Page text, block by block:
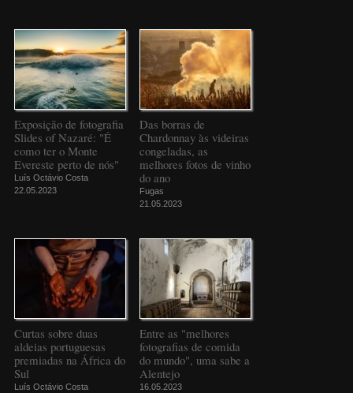
Exposição de fotografia
Slides of Nazaré: "É
como ter o Monte
Evereste perto de nós"
Luís Octávio Costa
22.05.2023
Das borras de
Chardonnay às videiras
congeladas, as
melhores fotos de vinho
do ano
Fugas
21.05.2023
Curtas sobre duas
aldeias portuguesas
premiadas na África do
Sul
Luís Octávio Costa
Entre as "melhores
fotografias de comida
do mundo", uma sabe a
Alentejo
16.05.2023